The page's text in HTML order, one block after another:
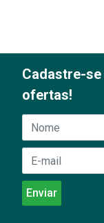
Cadastre-
ofertas!